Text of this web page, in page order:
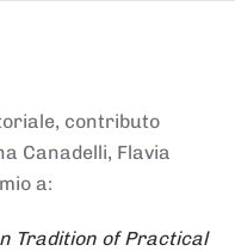
contributo
Canadelli, Flavia
a:
Tradition of Practical